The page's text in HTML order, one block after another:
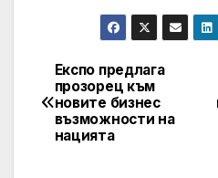
Post
navigation
Експо предлага
прозорец към
новите бизнес
възможности на
нацията